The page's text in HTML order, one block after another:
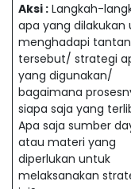
Aksi : Langkah-
apa yang dilakukan
menghadapi
tersebut/ strategi
yang digunakan/
bagaimana
siapa saja yang
Apa saja sumber
atau materi yang
diperlukan untuk
melaksanakan